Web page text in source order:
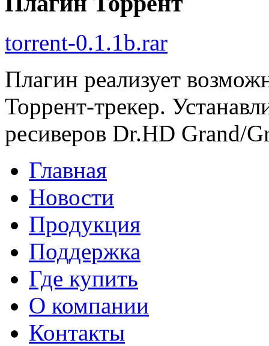
torrent-0.1.1b.rar
Плагин реализует
Торрент-трекер.
ресиверов Dr.HD Grand/
Главная
Новости
Продукция
Поддержка
Где купить
О компании
Контакты